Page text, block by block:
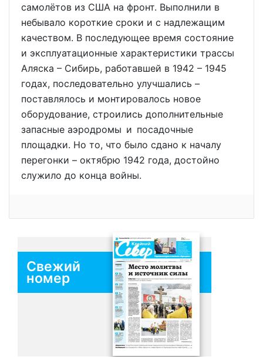
самолётов из США на фронт. Выполнили в
небывало короткие сроки и с надлежащим
качеством. В последующее время состояние
и эксплуатационные характеристики трассы
Аляска – Сибирь, работавшей в 1942 – 1945
годах, последовательно улучшались –
поставлялось и монтировалось новое
оборудование, строились дополнительные
запасные аэродромы и посадочные
площадки. Но то, что было сдано к началу
перегонки – октябрю 1942 года, достойно
служило до конца войны.
Свежий
номер